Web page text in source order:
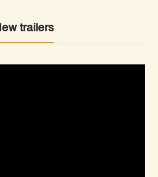
trailers